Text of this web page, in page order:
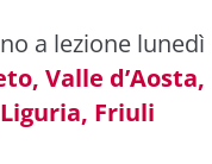
a lezione lunedì
Valle d’Aosta,
Friuli